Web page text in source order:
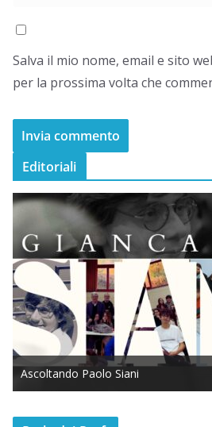
Salva il mio nome, email e sito
per la prossima volta che
Editoriali
Ascoltando Paolo Siani